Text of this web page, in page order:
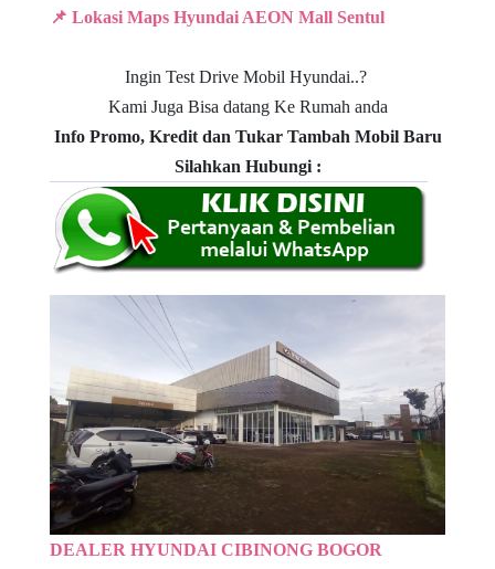
📌 Lokasi Maps Hyundai AEON Mall Sentul
Ingin Test Drive Mobil Hyundai..?
Kami Juga Bisa datang Ke Rumah anda
Info Promo, Kredit dan Tukar Tambah Mobil Baru
Silahkan Hubungi :
DEALER HYUNDAI CIBINONG BOGOR